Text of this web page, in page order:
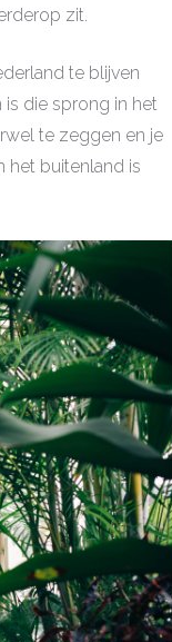
zit.
te blijven
is die sprong in het
te zeggen en je
het buitenland is